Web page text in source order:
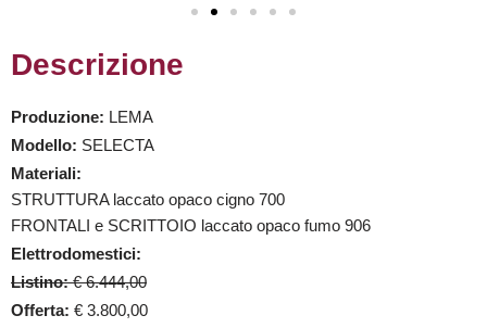
Descrizione
Produzione: LEMA
Modello: SELECTA
Materiali:
STRUTTURA laccato opaco cigno 700
FRONTALI e SCRITTOIO laccato opaco fumo 906
Elettrodomestici:
Listino:€ 6.444,00
Offerta: € 3.800,00